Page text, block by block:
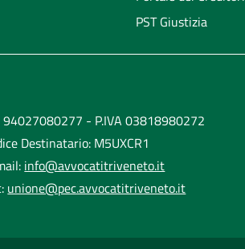
PST Giustizia
94027080277 - P.IVA 03818980272
Destinatario: M5UXCR1
info@avvocatitriveneto.it
unione@pec.avvocatitriveneto.it